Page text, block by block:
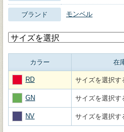
ブランド モンベル
カラー 在
RD サイズを選択す
GN サイズを選択す
NV サイズを選択す